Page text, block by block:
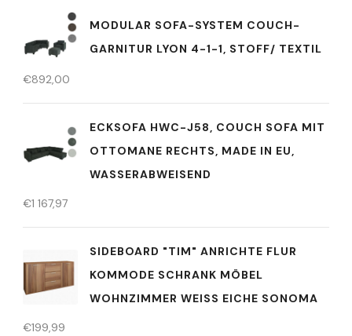
MODULAR SOFA-SYSTEM COUCH-
GARNITUR LYON 4-1-1, STOFF/ TEXTIL
€892,00
ECKSOFA HWC-J58, COUCH SOFA MIT
OTTOMANE RECHTS, MADE IN EU,
WASSERABWEISEND
€1 167,97
SIDEBOARD "TIM" ANRICHTE FLUR
KOMMODE SCHRANK MÖBEL
WOHNZIMMER WEISS EICHE SONOMA
€199,99